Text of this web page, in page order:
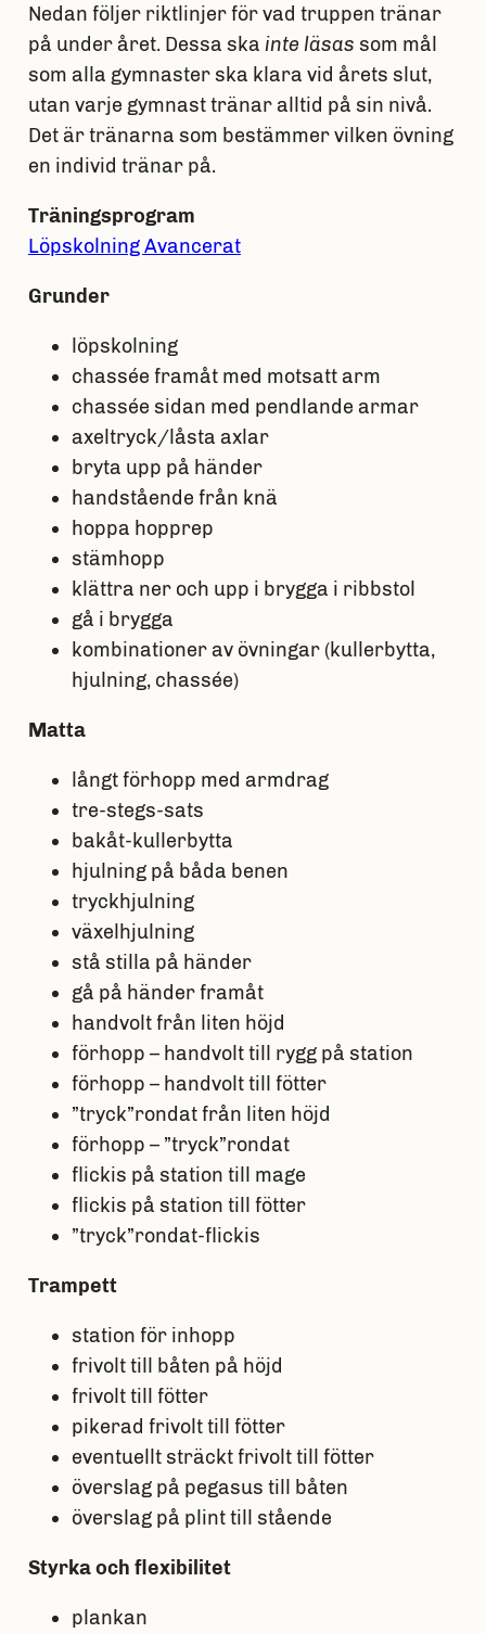
Nedan följer riktlinjer för vad truppen tränar
på under året. Dessa ska inte läsas som mål
som alla gymnaster ska klara vid årets slut,
utan varje gymnast tränar alltid på sin nivå.
Det är tränarna som bestämmer vilken övning
en individ tränar på.
Träningsprogram
Löpskolning Avancerat
Grunder
löpskolning
chassée framåt med motsatt arm
chassée sidan med pendlande armar
axeltryck/låsta axlar
bryta upp på händer
handstående från knä
hoppa hopprep
stämhopp
klättra ner och upp i brygga i ribbstol
gå i brygga
kombinationer av övningar (kullerbytta,
hjulning, chassée)
Matta
långt förhopp med armdrag
tre-stegs-sats
bakåt-kullerbytta
hjulning på båda benen
tryckhjulning
växelhjulning
stå stilla på händer
gå på händer framåt
handvolt från liten höjd
förhopp – handvolt till rygg på station
förhopp – handvolt till fötter
”tryck”rondat från liten höjd
förhopp – ”tryck”rondat
flickis på station till mage
flickis på station till fötter
”tryck”rondat-flickis
Trampett
station för inhopp
frivolt till båten på höjd
frivolt till fötter
pikerad frivolt till fötter
eventuellt sträckt frivolt till fötter
överslag på pegasus till båten
överslag på plint till stående
Styrka och flexibilitet
plankan